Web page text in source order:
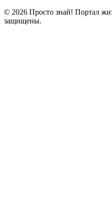
© 2026 Просто знай! Портал
защищены.